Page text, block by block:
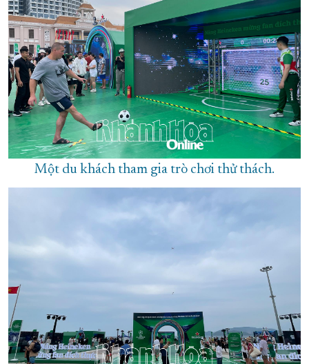
Một du khách tham gia trò chơi thử thách.